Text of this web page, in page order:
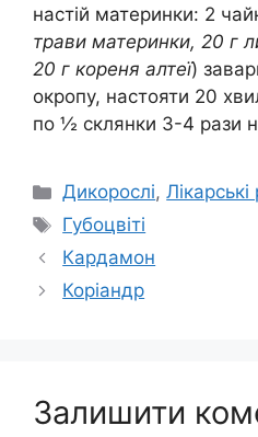
настій материнки: 2
трави материнки, 20 г
20 г кореня алтеї)
окропу, настояти 20
по ½ склянки 3-4 рази
Категорії
Дикорослі,
Позначки
Губоцвіті
Кардамон
Коріандр
Залишити